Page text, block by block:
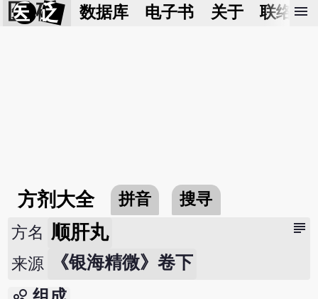
医 砭 数据库 电子书 关于 联络我
menu
方剂大全 拼音 搜寻
subject
方名 顺肝丸
来源 《银海精微》卷下
bubble_chart